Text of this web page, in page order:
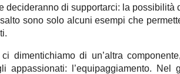
decideranno di supportarci: la possibilità
sono solo alcuni esempi che
dimentichiamo di un’altra
appassionati: l’equipaggiamento. Nel